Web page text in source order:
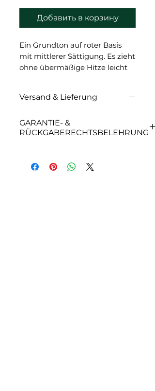
Добавить в корзину
Ein Grundton auf roter Basis
mit mittlerer Sättigung. Es zieht
ohne übermäßige Hitze leicht
Ideal für den mittleren
Milchschokolade Nr. 2.
Versand & Lieferung
GARANTIE- &
RÜCKGABERECHTSBELEHRUNG
GARANTIE- &